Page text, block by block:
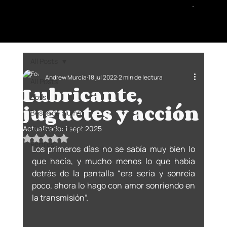
All Posts
Boss
Besos de pluma
Vínculos íntimos
Perfiles
Lubricante,
juguetes y acción
Andrew Murcia 18 jul 20222 min de lectura
Actualizado: 1 sept 2025
Obtuvo NaN de 5 estrellas.
Los primeros días no se sabía muy bien lo
que hacía, y mucho menos lo que había
detrás de la pantalla “era seria y sonreía
poco, ahora lo hago con amor sonriendo en
la transmisión”.